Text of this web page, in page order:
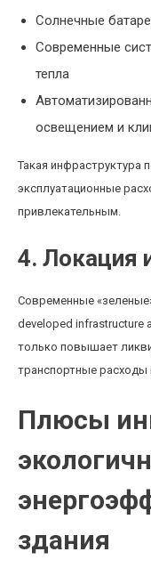
Солнечные
Современные
тепла
освещением и
Такая инфраструктура
эксплуатационные
привлекательным.
4. Локация
Современные
developed infrastructure
только повышает
транспортные расходы
Плюсы
здания